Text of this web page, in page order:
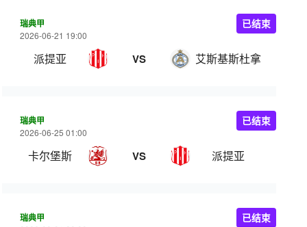
瑞典甲
2026-06-21 19:00
派提亚 VS 艾斯基斯杜拿
已结束
瑞典甲
2026-06-25 01:00
卡尔堡斯 VS 派提亚
已结束
瑞典甲 已结束